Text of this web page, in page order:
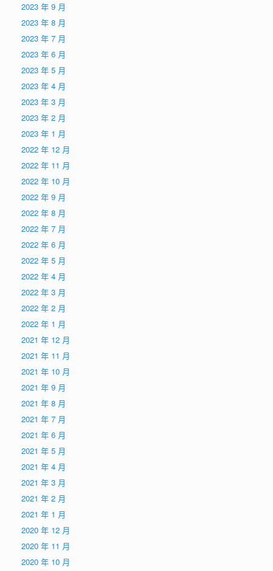
2023 年 9 月
2023 年 8 月
2023 年 7 月
2023 年 6 月
2023 年 5 月
2023 年 4 月
2023 年 3 月
2023 年 2 月
2023 年 1 月
2022 年 12 月
2022 年 11 月
2022 年 10 月
2022 年 9 月
2022 年 8 月
2022 年 7 月
2022 年 6 月
2022 年 5 月
2022 年 4 月
2022 年 3 月
2022 年 2 月
2022 年 1 月
2021 年 12 月
2021 年 11 月
2021 年 10 月
2021 年 9 月
2021 年 8 月
2021 年 7 月
2021 年 6 月
2021 年 5 月
2021 年 4 月
2021 年 3 月
2021 年 2 月
2021 年 1 月
2020 年 12 月
2020 年 11 月
2020 年 10 月